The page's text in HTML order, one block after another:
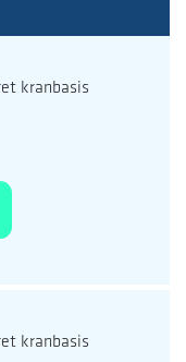
kranbasis
kranbasis